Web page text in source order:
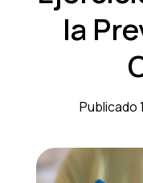
la
Publicado